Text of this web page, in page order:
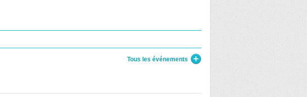
Tous les événements